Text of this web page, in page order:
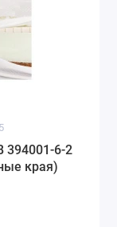
394001-6-2
края)